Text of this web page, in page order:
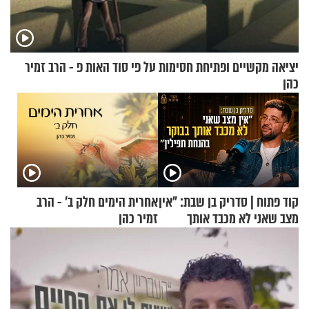
יציאה מקשיים ופתיחת חסימות על פי סוד האות פ - הרב זמיר
כהן
קוד פתוח | סדריק בן שבת: "אין
מצב שאני לא מכבד אותך
בבוקר בהנחת תפילין"
אחרית הימים חלק ב’ - הרב
זמיר כהן